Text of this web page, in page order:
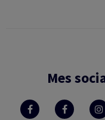
Mes